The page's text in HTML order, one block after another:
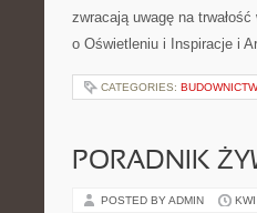
zwracają uwagę na
o Oświetleniu i Inspiracje i
CATEGORIES:
PORADNIK
POSTED BY ADMIN